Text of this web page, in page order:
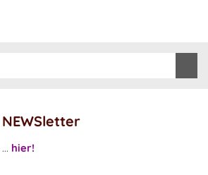
NEWSletter
... hier!